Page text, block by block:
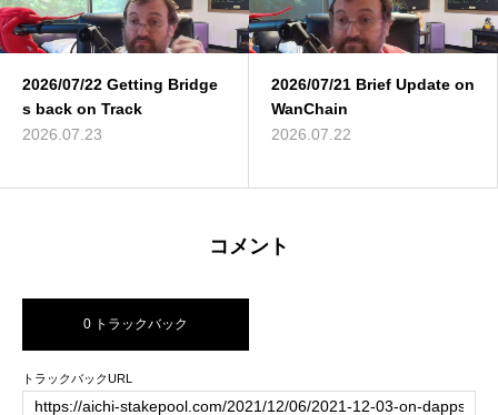
2026/07/22 Getting Bridge
s back on Track
2026.07.23
2026/07/21 Brief Update on
WanChain
2026.07.22
コメント
0 トラックバック
トラックバックURL